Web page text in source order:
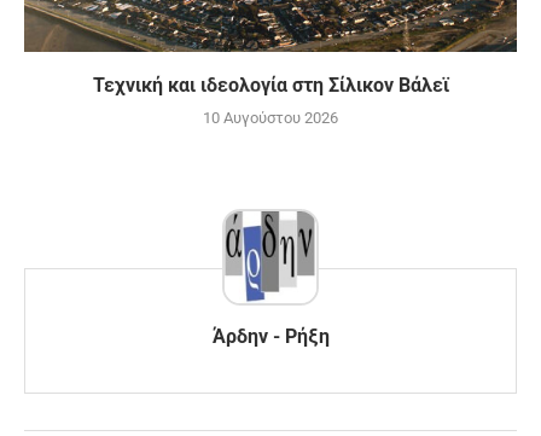
Τεχνική και ιδεολογία στη Σίλικον Βάλεϊ
10 Αυγούστου 2026
Άρδην - Ρήξη